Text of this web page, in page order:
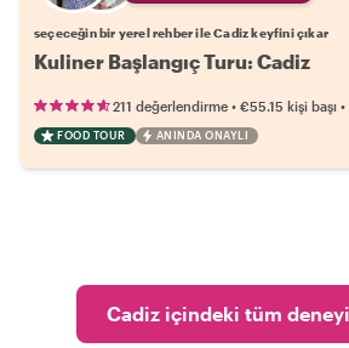
seçeceğin bir yerel rehber ile Cadiz keyfini çıkar
Kuliner Başlangıç Turu: Cadiz
211 değerlendirme • €55.15 kişi başı •
FOOD TOUR ANINDA ONAYLI
Cadiz içindeki tüm